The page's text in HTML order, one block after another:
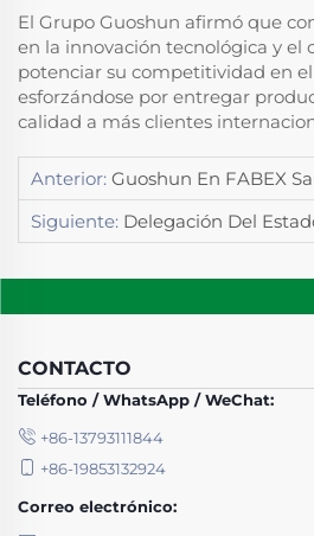
El Grupo Guoshun afirmó que
en la innovación tecnológica y el
potenciar su competitividad en
esforzándose por entregar
calidad a más clientes
Anterior: Guoshun En FABEX Saudi 2025 |
Siguiente: Delegación Del Estado De
CONTACTO
Teléfono / WhatsApp / WeChat:
+86-13793111844
+86-19853132924
Correo electrónico: